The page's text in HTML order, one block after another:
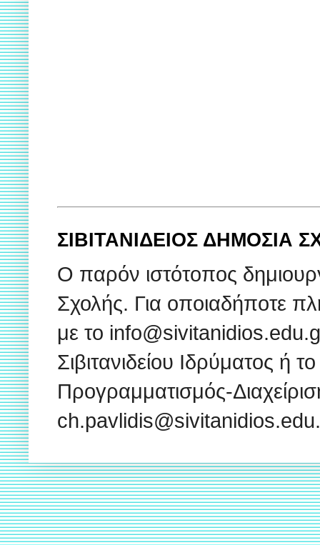
ΣΙΒΙΤΑΝΙΔΕΙΟΣ
Ο παρόν ιστότοπος
Σχολής. Για οποιαδήποτε
με το
Σιβιτανιδείου Ιδρύματος ή
Προγραμματισμός-